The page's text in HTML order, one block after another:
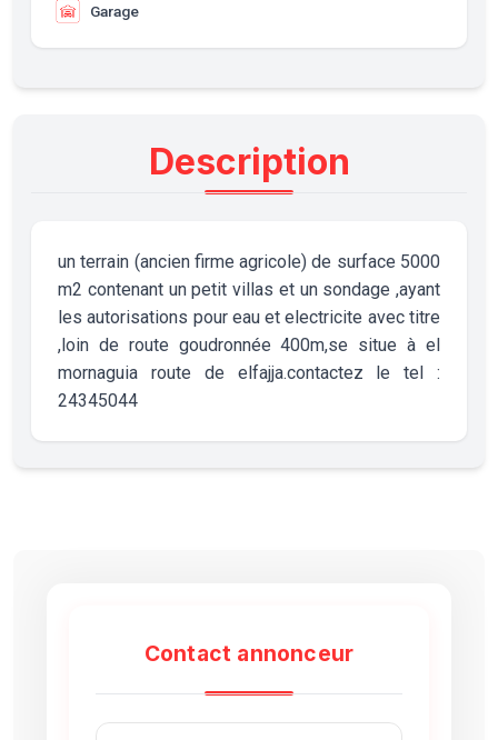
Garage
Description
un terrain (ancien firme agricole) de surface 5000
m2 contenant un petit villas et un sondage ,ayant
les autorisations pour eau et electricite avec titre
,loin de route goudronnée 400m,se situe à el
mornaguia route de elfajja.contactez le tel :
24345044
Contact annonceur